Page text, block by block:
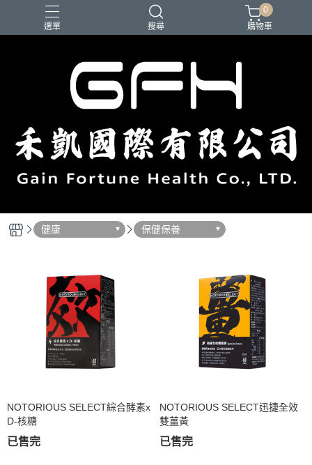
選單 搜尋
0
購物車
健康 保健保養
NOTORIOUS SELECT綜合酵素x
D-核糖
已售完
NOTORIOUS SELECT迅捷全效
雙薑黃
已售完